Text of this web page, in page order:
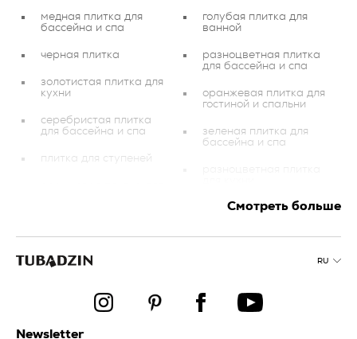
медная плитка для
бассейна и спа
черная плитка
золотистая плитка для
кухни
серебристая плитка
для бассейна и спа
плитка для ступеней
кухни
желтая плитка для
разноцветная плитка
для балкона и
голубая плитка для
ванной
разноцветная плитка
для бассейна и спа
оранжевая плитка для
гостиной и спальни
зеленая плитка для
бассейна и спа
коричневая плитка для
кухня
Смотреть больше
RU
Newsletter